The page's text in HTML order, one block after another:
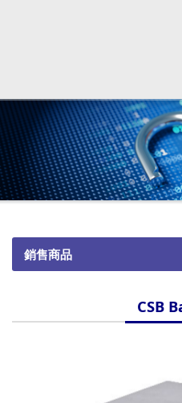
銷售商品
離線式
鉛酸蓄電池
CSB